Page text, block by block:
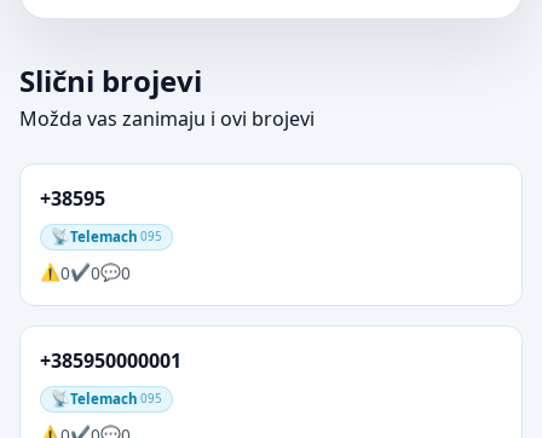
Slični brojevi
Možda vas zanimaju i ovi brojevi
+38595
Telemach 095
0 0 0
+385950000001
Telemach 095